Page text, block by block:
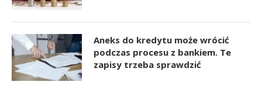
Aneks do kredytu może wrócić
podczas procesu z bankiem. Te
zapisy trzeba sprawdzić